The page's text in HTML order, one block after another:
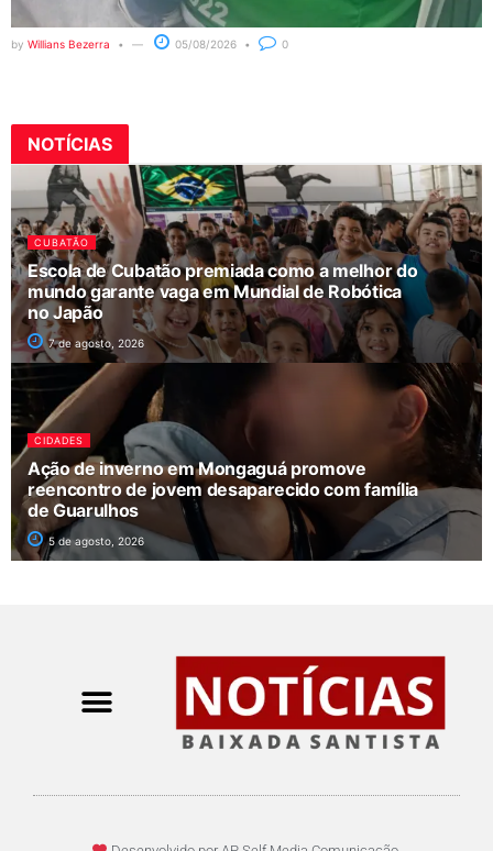
by Willians Bezerra 05/08/2026 0
NOTÍCIAS
CUBATÃO
Escola de Cubatão premiada como a melhor do
mundo garante vaga em Mundial de Robótica
no Japão
7 de agosto, 2026
CIDADES
Ação de inverno em Mongaguá promove
reencontro de jovem desaparecido com família
de Guarulhos
5 de agosto, 2026